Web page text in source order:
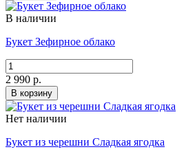
В наличии
Букет Зефирное облако
2 990 р.
В корзину
Нет наличии
Букет из черешни Сладкая ягодка